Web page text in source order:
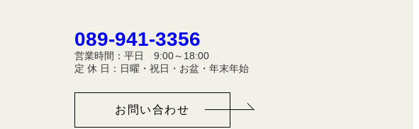
089-941-3356
営業時間：平日 9:00～18:00
定 休 日：日曜・祝日・お盆・年末年始
お問い合わせ